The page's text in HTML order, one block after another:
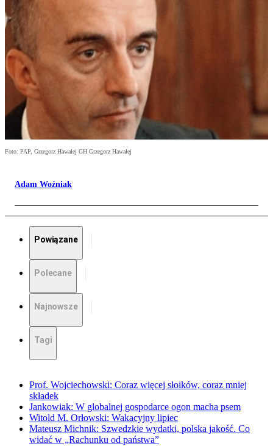
Foto: PAP, Grzegorz Hawałej GH Grzegorz Hawałej
Adam Woźniak
Powiązane
Polecane
Najnowsze
Tagi
Prof. Wojciechowski: Coraz więcej słoików, coraz mniej
składek
Jankowiak: W globalnej gospodarce ogon macha psem
Witold M. Orłowski: Wakacyjny lipiec
Mateusz Michnik: Szwedzkie wydatki, polska jakość. Co
widać w „Rachunku od państwa”